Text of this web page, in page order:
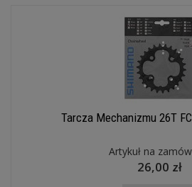
Tarcza Mechanizmu 26T
Artykuł na
26,00 zł